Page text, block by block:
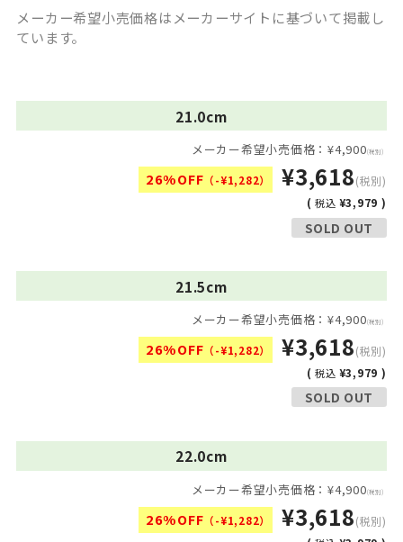
メーカー希望小売価格はメーカーサイトに基づいて掲載し
ています。
21.0cm
メーカー希望小売価格：¥4,900(税別)
26%OFF （-¥1,282） ¥3,618(税別)
(税込 ¥3,979 )
SOLD OUT
21.5cm
メーカー希望小売価格：¥4,900(税別)
26%OFF （-¥1,282） ¥3,618(税別)
(税込 ¥3,979 )
SOLD OUT
22.0cm
メーカー希望小売価格：¥4,900(税別)
26%OFF （-¥1,282） ¥3,618(税別)